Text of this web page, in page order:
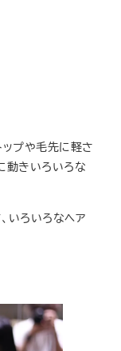
ップや毛先に軽さ
動きいろいろな
いろいろなヘア